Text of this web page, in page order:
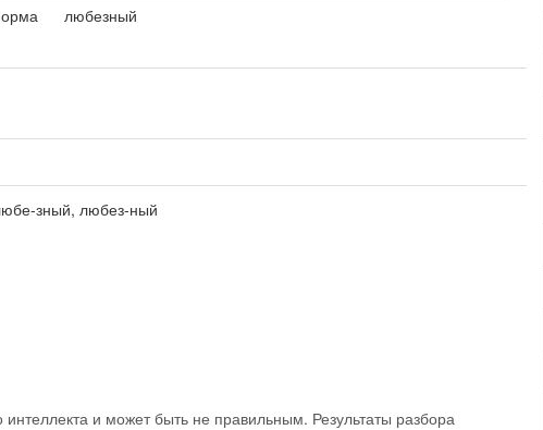
любезный
зный, любез-ный
и может быть не правильным. Результаты разбора